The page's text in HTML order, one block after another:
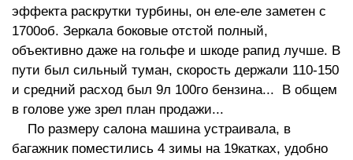
эффекта раскрутки турбины, он еле-еле заметен с
1700об. Зеркала боковые отстой полный,
объективно даже на гольфе и шкоде рапид лучше. В
пути был сильный туман, скорость держали 110-150
и средний расход был 9л 100го бензина... В общем
в голове уже зрел план продажи...
По размеру салона машина устраивала, в
багажник поместились 4 зимы на 19катках, удобно